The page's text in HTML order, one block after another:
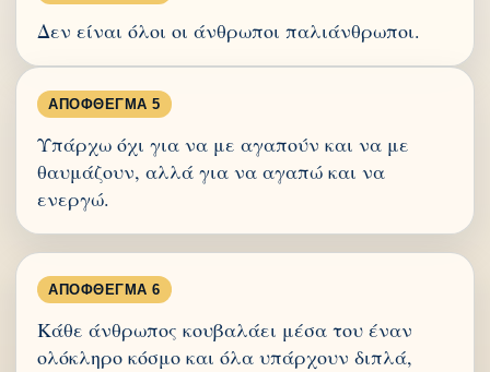
Δεν είναι όλοι οι άνθρωποι παλιάνθρωποι.
ΑΠΌΦΘΕΓΜΑ 5
Υπάρχω όχι για να με αγαπούν και να με
θαυμάζουν, αλλά για να αγαπώ και να
ενεργώ.
ΑΠΌΦΘΕΓΜΑ 6
Κάθε άνθρωπος κουβαλάει μέσα του έναν
ολόκληρο κόσμο και όλα υπάρχουν διπλά,